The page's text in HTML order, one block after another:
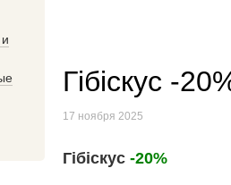
Гібіскус -
17 ноября 2025
Гібіскус -20%